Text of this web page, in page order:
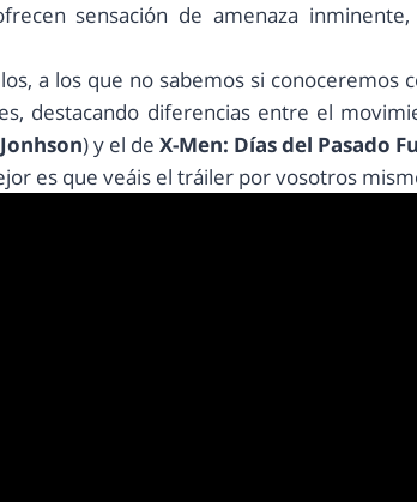
sensación de amenaza
a los que no sabemos si conoceremos
destacando diferencias entre el
) y el de X-Men: Días del Pasado
es que veáis el tráiler por vosotros